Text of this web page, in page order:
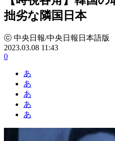
拙劣な隣国日本
ⓒ 中央日報/中央日報日本語版
2023.03.08 11:43
0
あ
あ
あ
あ
あ